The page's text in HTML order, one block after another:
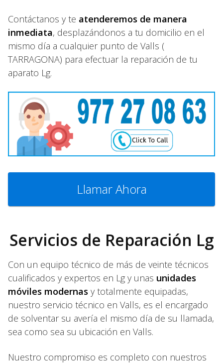
Contáctanos y te atenderemos de manera
inmediata, desplazándonos a tu domicilio en el
mismo día a cualquier punto de Valls (
TARRAGONA) para efectuar la reparación de tu
aparato Lg.
Llamar Ahora
Servicios de Reparación Lg
Con un equipo técnico de más de veinte técnicos
cualificados y expertos en Lg y unas unidades
móviles modernas y totalmente equipadas,
nuestro servicio técnico en Valls, es el encargado
de solventar su avería el mismo día de su llamada,
sea como sea su ubicación en Valls.
Nuestro compromiso es completo con nuestros